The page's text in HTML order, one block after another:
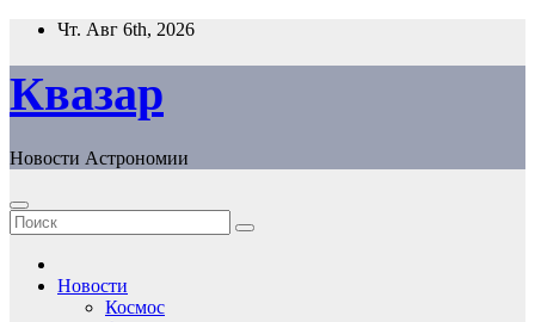
Перейти
содержанию
Чт. Авг 6th, 2026
Квазар
Новости Астрономии
Новости
Космос